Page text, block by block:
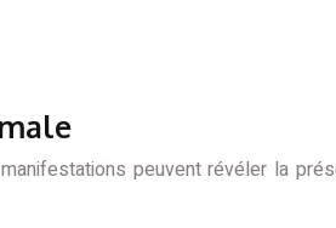
peuvent révéler la